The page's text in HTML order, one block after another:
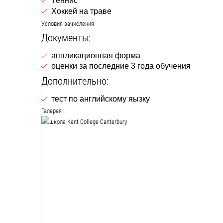
Хоккей на траве
Условия зачисления
Документы:
аппликационная форма
оценки за последние 3 года обучения
Дополнительно:
тест по английскому яызку
Галерея